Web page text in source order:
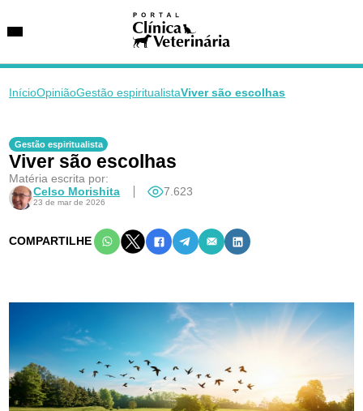
Entidades
Especialidades
InícioOpiniãoGestão espiritualistaViver são escolhas
Gestão espiritualista
Viver são escolhas
Matéria escrita por:
Celso Morishita
23 de mar de 2026
7.623
COMPARTILHE